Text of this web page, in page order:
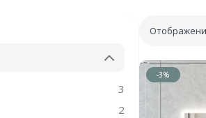
3
2
-3%